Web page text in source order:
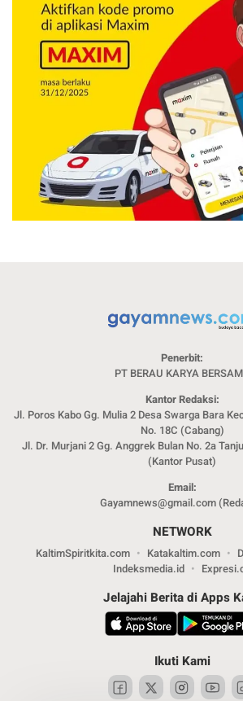
Penerbit:
PT BERAU KARYA
Kantor Redaksi:
Jl. Poros Kabo Gg. Mulia 2 Desa Swarga Bara
No. 18C (Cabang)
Jl. Dr. Murjani 2 Gg. Anggrek Bulan No. 2a
(Kantor Pusat)
Email:
Gayamnews@gmail.com
NETWORK
KaltimSpiritkita.com Katakaltim.com
Indeksmedia.id
Jelajahi Berita di Apps
Ikuti Kami